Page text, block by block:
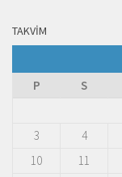
TAKVIM
P
S
3
4
10
11